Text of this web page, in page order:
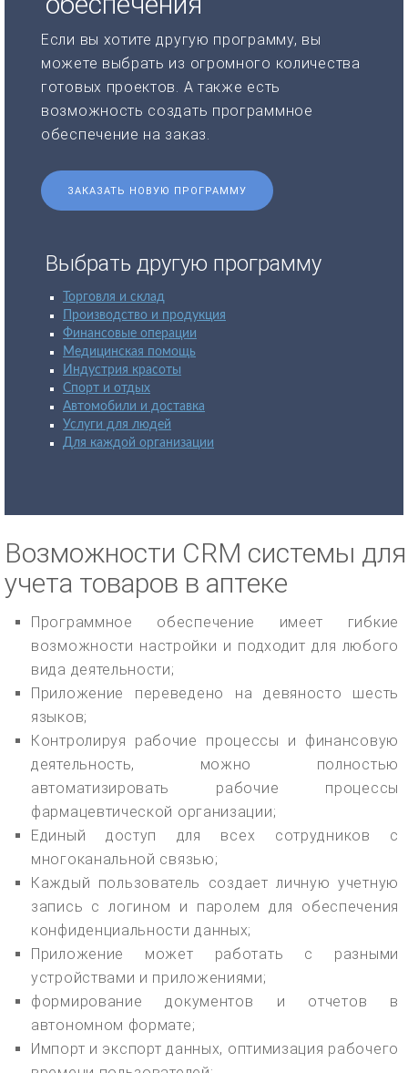
Если вы хотите другую программу, вы
можете выбрать из огромного количества
готовых проектов. А также есть
возможность создать программное
обеспечение на заказ.
ЗАКАЗАТЬ НОВУЮ ПРОГРАММУ
Выбрать другую программу
Торговля и склад
Производство и продукция
Финансовые операции
Медицинская помощь
Индустрия красоты
Спорт и отдых
Автомобили и доставка
Услуги для людей
Для каждой организации
Возможности CRM системы для
учета товаров в аптеке
Программное обеспечение имеет гибкие
возможности настройки и подходит для любого
вида деятельности;
Приложение переведено на девяносто шесть
языков;
Контролируя рабочие процессы и финансовую
деятельность, можно полностью
автоматизировать рабочие процессы
фармацевтической организации;
Единый доступ для всех сотрудников с
многоканальной связью;
Каждый пользователь создает личную учетную
запись с логином и паролем для обеспечения
конфиденциальности данных;
Приложение может работать с разными
устройствами и приложениями;
формирование документов и отчетов в
автономном формате;
Импорт и экспорт данных, оптимизация рабочего